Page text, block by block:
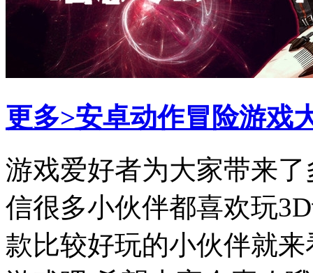
更多>安卓动作冒险游戏
游戏爱好者为大家带来
信很多小伙伴都喜欢玩
款比较好玩的小伙伴就